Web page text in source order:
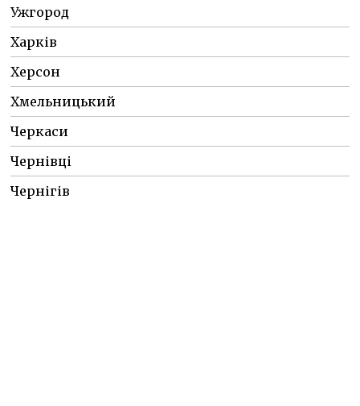
Ужгород
Харків
Херсон
Хмельницький
Черкаси
Чернівці
Чернігів